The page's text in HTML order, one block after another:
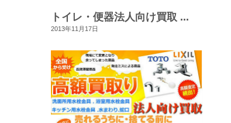
トイレ・便器法人向け買取 ...
2013年11月17日